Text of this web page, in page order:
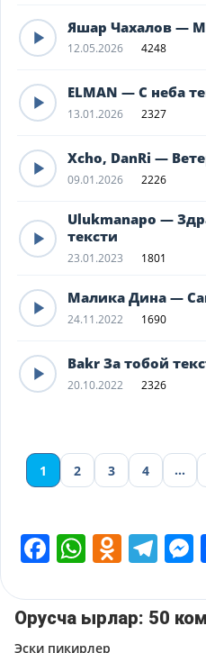
Яшар Чахалов —
12.05.2026 4248
ELMAN — С неба
13.01.2026 2327
Xcho, DanRi —
09.01.2026 2226
Ulukmanapo —
тексти
23.01.2023 1801
Малика Дина —
24.11.2022 1690
Bakr За тобой
20.10.2022 2326
1 2 3 4 …
Facebook
Орусча ырлар: 50
Эски пикирлер